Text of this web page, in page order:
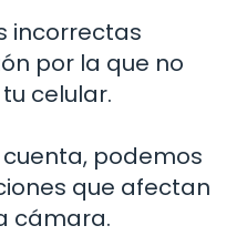
incorrectas
por la que no
celular.
podemos
que afectan
cámara.